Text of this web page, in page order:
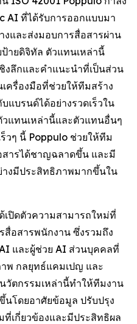
AI ที่ได้รับการออกแบบมา
งและส่งมอบการสื่อสารผ่าน
ายดิจิทัล ตัวแทนเหล่านี้
งลึกและคำแนะนำที่เป็นส่วน
เครื่องมือที่ช่วยให้ทีมสร้าง
บรนด์ได้อย่างรวดเร็วใน
แทนเหล่านี้และตัวแทนอื่นๆ
วๆ นี้ Poppulo ช่วยให้ทีม
สารได้ชาญฉลาดขึ้น และมี
างมีประสิทธิภาพมากขึ้นใน
เปิดตัวความสามารถใหม่ที่
อสารพนักงาน ซึ่งรวมถึง
และผู้ช่วย AI ส่วนบุคคลที่
พ กลยุทธ์แคมเปญ และ
ตกรรมเหล่านี้ทำให้ทีมงาน
นโดยอาศัยข้อมูล ปรับปรุง
ที่เกี่ยวข้องและมีประสิทธิผล